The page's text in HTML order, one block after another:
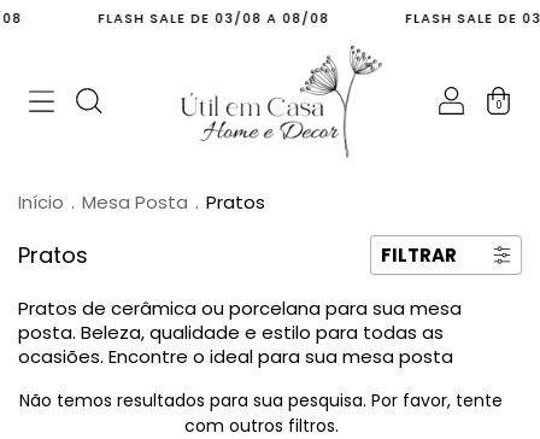
FLASH SALE DE 03/08 A 08/08 FLASH SALE DE
0
Início . Mesa Posta . Pratos
Pratos FILTRAR
Pratos de cerâmica ou porcelana para sua mesa
posta. Beleza, qualidade e estilo para todas as
ocasiões. Encontre o ideal para sua mesa posta
Não temos resultados para sua pesquisa. Por favor, tente
com outros filtros.